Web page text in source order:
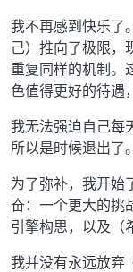
我不再感到快乐了
己）推向了极限，
重复同样的机制。
色值得更好的待遇
我无法强迫自己每
所以是时候退出了。
为了弥补，我开始
奋：一个更大的挑
引擎构思，以及（
我并没有永远放弃